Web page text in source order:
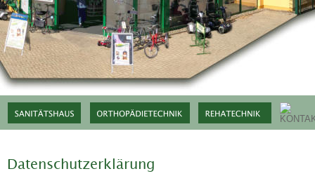
Datenschutzerklärung